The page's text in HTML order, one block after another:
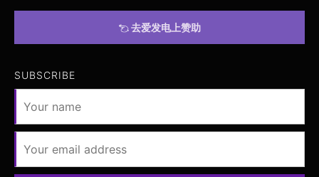
去爱发电上赞助
SUBSCRIBE